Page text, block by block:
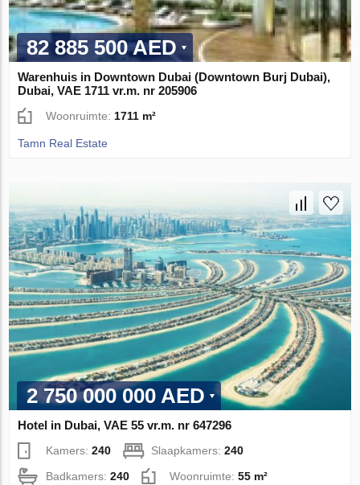
82 885 500 AED
Warenhuis in Downtown Dubai (Downtown Burj Dubai),
Dubai, VAE 1711 vr.m. nr 205906
Woonruimte: 1711 m²
Tamn Real Estate
2 750 000 000 AED
Hotel in Dubai, VAE 55 vr.m. nr 647296
Kamers:240 Slaapkamers:240
Badkamers:240 Woonruimte:55 m²